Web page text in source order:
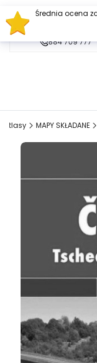
884 709 777
Atlasy MAPY SKŁADANE
Średnia ocena